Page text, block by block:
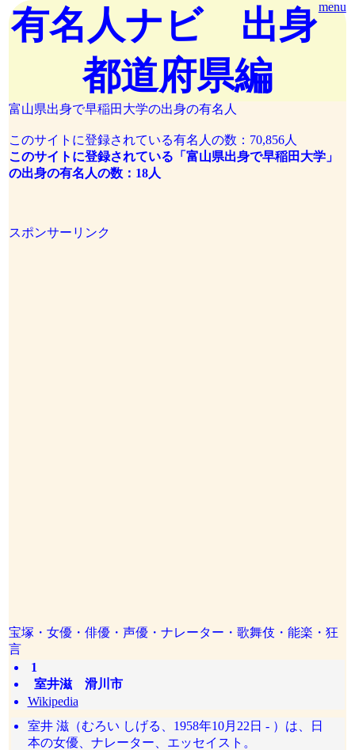
menu
有名人ナビ 出身
都道府県編
富山県出身で早稲田大学の出身の有名人
このサイトに登録されている有名人の数：70,856人
このサイトに登録されている「富山県出身で早稲田大学」
の出身の有名人の数：18人
スポンサーリンク
宝塚・女優・俳優・声優・ナレーター・歌舞伎・能楽・狂
言
1
室井滋 滑川市
Wikipedia
室井 滋（むろい しげる、1958年10月22日 - ）は、日
本の女優、ナレーター、エッセイスト。